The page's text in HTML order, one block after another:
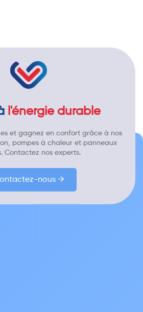
l'énergie durable
et gagnez en confort grâce à nos
pompes à chaleur et panneaux
Contactez nos experts.
nous →